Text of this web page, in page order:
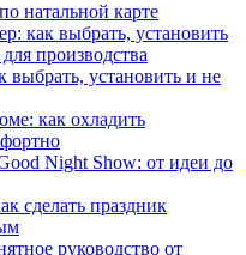
натальной карте
как выбрать, установить
производства
выбрать, установить и не
как охладить
Night Show: от идеи до
сделать праздник
руководство от